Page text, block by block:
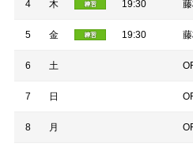
4 木 19:30
5 金 19:30
6 土
7 日
8 月